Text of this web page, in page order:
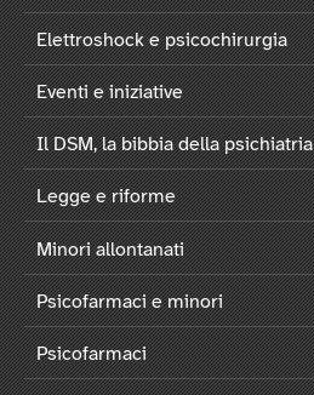
Elettroshock e psicochirurgia
Eventi e iniziative
Il DSM, la bibbia della psichiatria
Legge e riforme
Minori allontanati
Psicofarmaci e minori
Psicofarmaci